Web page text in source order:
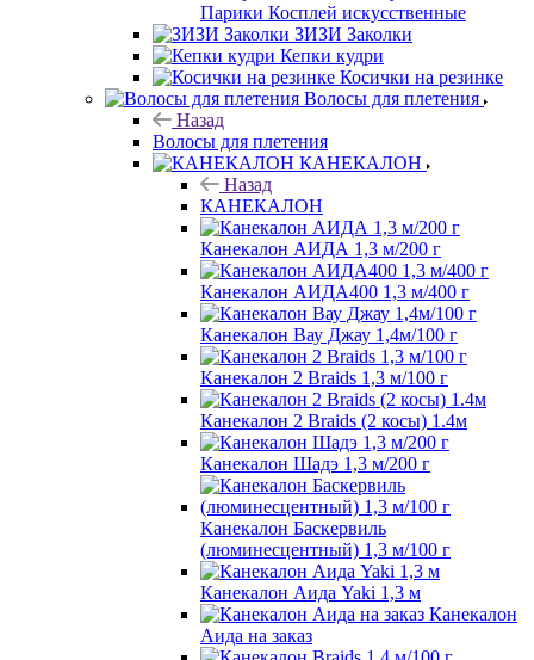
Парики Косплей искусственные
ЗИЗИ Заколки
Кепки кудри
Косички на резинке
Волосы для плетения
Назад
Волосы для плетения
КАНЕКАЛОН
Назад
КАНЕКАЛОН
Канекалон АИДА 1,3 м/200 г
Канекалон АИДА400 1,3 м/400 г
Канекалон Вау Джау 1,4м/100 г
Канекалон 2 Braids 1,3 м/100 г
Канекалон 2 Braids (2 косы) 1.4м
Канекалон Шадэ 1,3 м/200 г
Канекалон Баскервиль
(люминесцентный) 1,3 м/100 г
Канекалон Аида Yaki 1,3 м
Канекалон
Аида на заказ